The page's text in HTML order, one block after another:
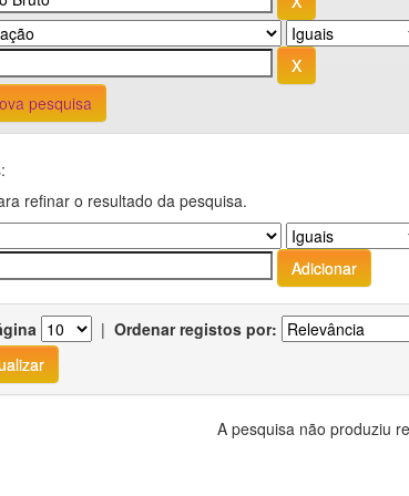
pesquisa
refinar o resultado da pesquisa.
| Ordenar registos por:
A pesquisa não produziu